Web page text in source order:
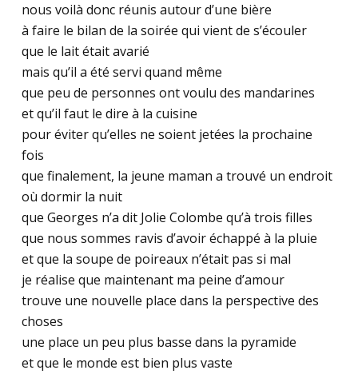
nous voilà donc réunis autour d’une bière
à faire le bilan de la soirée qui vient de s’écouler
que le lait était avarié
mais qu’il a été servi quand même
que peu de personnes ont voulu des mandarines
et qu’il faut le dire à la cuisine
pour éviter qu’elles ne soient jetées la prochaine
fois
que finalement, la jeune maman a trouvé un endroit
où dormir la nuit
que Georges n’a dit Jolie Colombe qu’à trois filles
que nous sommes ravis d’avoir échappé à la pluie
et que la soupe de poireaux n’était pas si mal
je réalise que maintenant ma peine d’amour
trouve une nouvelle place dans la perspective des
choses
une place un peu plus basse dans la pyramide
et que le monde est bien plus vaste